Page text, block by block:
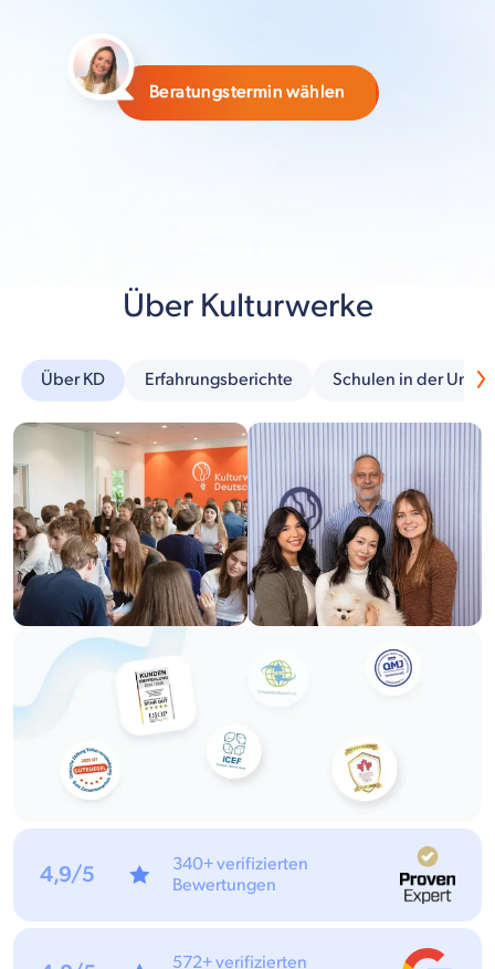
Beratungstermin wählen
Über Kulturwerke
Über KD Erfahrungsberichte Schulen in der
4,9/5
340+ verifizierten
Bewertungen
572+ verifizierten